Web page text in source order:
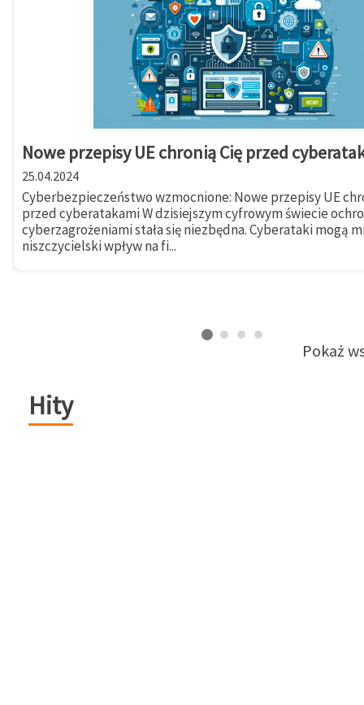
Nowe przepisy UE chronią Cię przed
25.04.2024
Cyberbezpieczeństwo wzmocnione: Nowe przepisy UE
przed cyberatakami W dzisiejszym cyfrowym świecie
cyberzagrożeniami stała się niezbędna. Cyberataki mogą
niszczycielski wpływ na fi...
Pokaż
Hity